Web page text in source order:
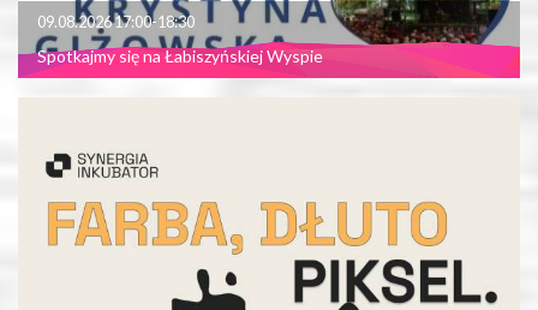
09.08.2026 17:00-18:30
Spotkajmy się na Łabiszyńskiej Wyspie